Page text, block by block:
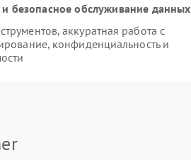
безопасное обслуживание данных
аккуратная работа с
конфиденциальность и